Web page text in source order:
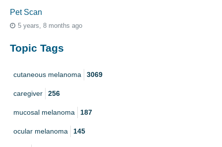
Pet Scan
5 years, 8 months ago
Topic Tags
cutaneous melanoma 3069
caregiver 256
mucosal melanoma 187
ocular melanoma 145